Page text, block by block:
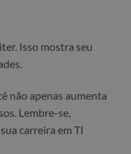
Isso mostra seu
não apenas aumenta
Lembre-se,
carreira em TI